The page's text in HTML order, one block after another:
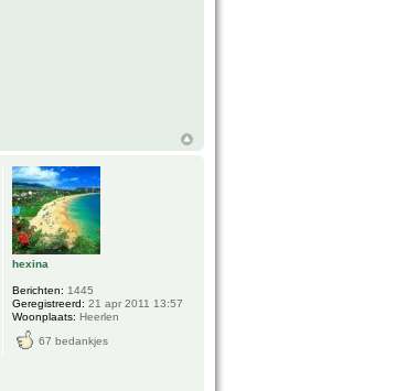
hexina
Berichten: 1445
Geregistreerd: 21 apr 2011 13:57
Woonplaats: Heerlen
67 bedankjes